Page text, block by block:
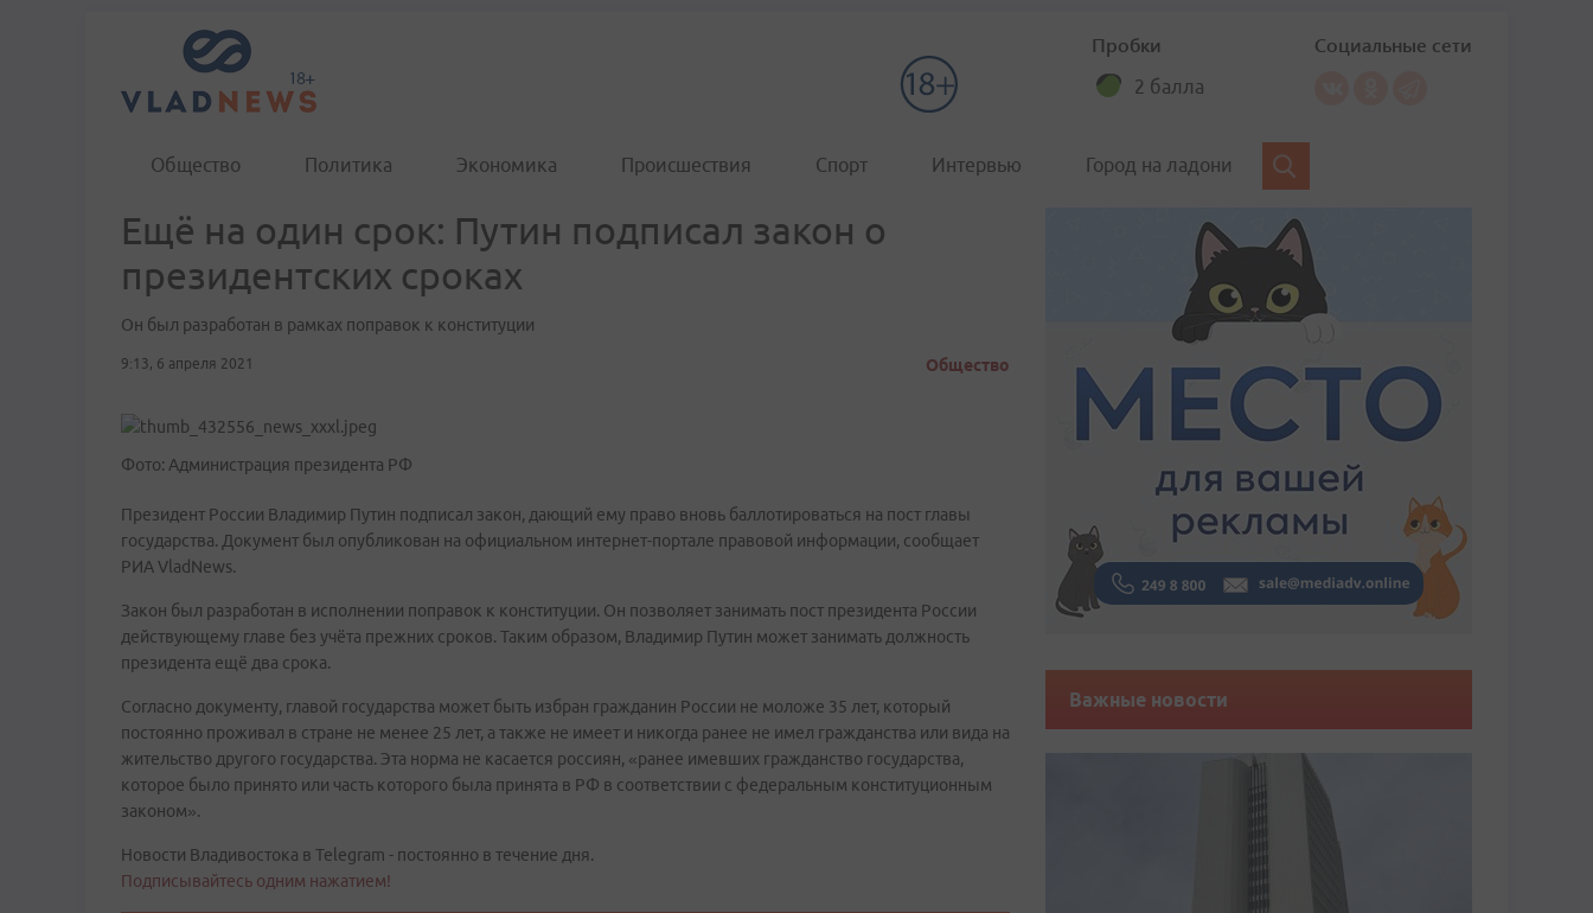
Пробки
2 балла
Социальные сети
Общество Политика Экономика Происшествия Спорт Интервью Город на ладони
Ещё на один срок: Путин подписал закон о
президентских сроках
Он был разработан в рамках поправок к конституции
9:13, 6 апреля 2021 Общество
Фото: Администрация президента РФ
Президент России Владимир Путин подписал закон, дающий ему право вновь баллотироваться на пост главы
государства. Документ был опубликован на официальном интернет-портале правовой информации, сообщает
РИА VladNews.
Закон был разработан в исполнении поправок к конституции. Он позволяет занимать пост президента России
действующему главе без учёта прежних сроков. Таким образом, Владимир Путин может занимать должность
президента ещё два срока.
Согласно документу, главой государства может быть избран гражданин России не моложе 35 лет, который
постоянно проживал в стране не менее 25 лет, а также не имеет и никогда ранее не имел гражданства или вида на
жительство другого государства. Эта норма не касается россиян, «ранее имевших гражданство государства,
которое было принято или часть которого была принята в РФ в соответствии с федеральным конституционным
законом».
Новости Владивостока в Telegram - постоянно в течение дня.
Подписывайтесь одним нажатием!
Важные новости